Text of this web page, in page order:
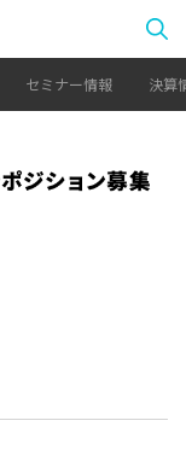
セミナー情報 決算